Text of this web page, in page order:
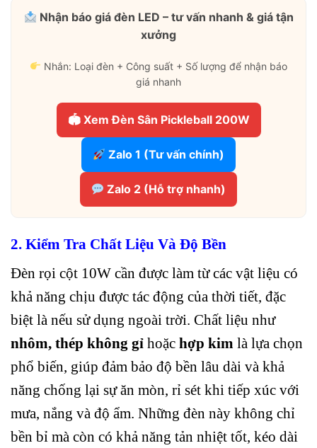
Nhận báo giá đèn LED – tư vấn nhanh & giá tận
xưởng
Nhắn: Loại đèn + Công suất + Số lượng để nhận báo
giá nhanh
🏟 Xem Đèn Sân Pickleball 200W
Zalo 1 (Tư vấn chính)
Zalo 2 (Hỗ trợ nhanh)
2. Kiểm Tra Chất Liệu Và Độ Bền
Đèn rọi cột 10W cần được làm từ các vật liệu có
khả năng chịu được tác động của thời tiết, đặc
biệt là nếu sử dụng ngoài trời. Chất liệu như
nhôm, thép không gỉ hoặc hợp kim là lựa chọn
phổ biến, giúp đảm bảo độ bền lâu dài và khả
năng chống lại sự ăn mòn, rỉ sét khi tiếp xúc với
mưa, nắng và độ ẩm. Những đèn này không chỉ
bền bỉ mà còn có khả năng tản nhiệt tốt, kéo dài